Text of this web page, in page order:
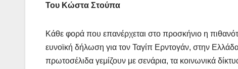
Του Κώστα Στούπα
Κάθε φορά που επανέρχεται στο προσκήνιο η
ευνοϊκή δήλωση για τον Ταγίπ Ερντογάν, στην
πρωτοσέλιδα γεμίζουν με σενάρια, τα κοινωνικά